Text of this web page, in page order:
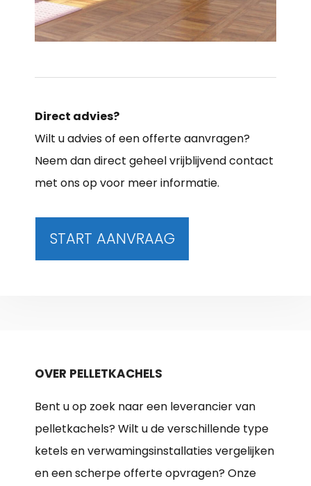
Direct advies?
Wilt u advies of een offerte aanvragen?
Neem dan direct geheel vrijblijvend contact
met ons op voor meer informatie.
START AANVRAAG
OVER PELLETKACHELS
Bent u op zoek naar een leverancier van
pelletkachels? Wilt u de verschillende type
ketels en verwamingsinstallaties vergelijken
en een scherpe offerte opvragen? Onze